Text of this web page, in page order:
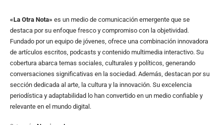
«La Otra Nota» es un medio de comunicación emergente que se
destaca por su enfoque fresco y compromiso con la objetividad.
Fundado por un equipo de jóvenes, ofrece una combinación innovadora
de artículos escritos, podcasts y contenido multimedia interactivo. Su
cobertura abarca temas sociales, culturales y políticos, generando
conversaciones significativas en la sociedad. Además, destacan por su
sección dedicada al arte, la cultura y la innovación. Su excelencia
periodística y adaptabilidad lo han convertido en un medio confiable y
relevante en el mundo digital.